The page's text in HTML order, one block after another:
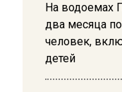
На водоемах
два месяца
человек,
детей